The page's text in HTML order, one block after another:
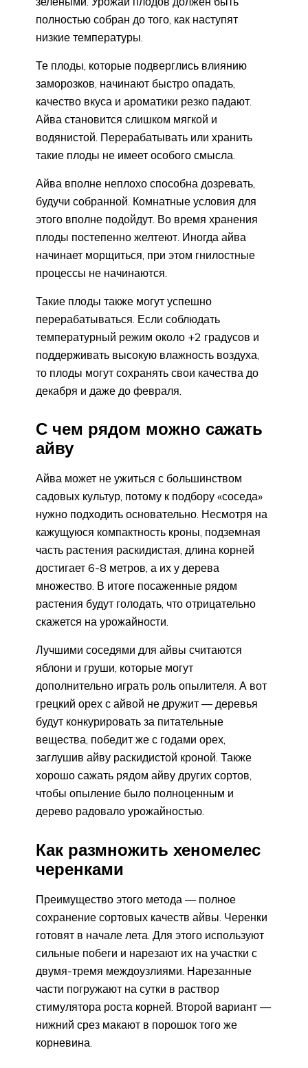
полностью собран до того, как наступят
низкие температуры.
Те плоды, которые подверглись влиянию
заморозков, начинают быстро опадать,
качество вкуса и ароматики резко падают.
Айва становится слишком мягкой и
водянистой. Перерабатывать или хранить
такие плоды не имеет особого смысла.
Айва вполне неплохо способна дозревать,
будучи собранной. Комнатные условия для
этого вполне подойдут. Во время хранения
плоды постепенно желтеют. Иногда айва
начинает морщиться, при этом гнилостные
процессы не начинаются.
Такие плоды также могут успешно
перерабатываться. Если соблюдать
температурный режим около +2 градусов и
поддерживать высокую влажность воздуха,
то плоды могут сохранять свои качества до
декабря и даже до февраля.
С чем рядом можно сажать
айву
Айва может не ужиться с большинством
садовых культур, потому к подбору «соседа»
нужно подходить основательно. Несмотря на
кажущуюся компактность кроны, подземная
часть растения раскидистая, длина корней
достигает 6-8 метров, а их у дерева
множество. В итоге посаженные рядом
растения будут голодать, что отрицательно
скажется на урожайности.
Лучшими соседями для айвы считаются
яблони и груши, которые могут
дополнительно играть роль опылителя. А вот
грецкий орех с айвой не дружит — деревья
будут конкурировать за питательные
вещества, победит же с годами орех,
заглушив айву раскидистой кроной. Также
хорошо сажать рядом айву других сортов,
чтобы опыление было полноценным и
дерево радовало урожайностью.
Как размножить хеномелес
черенками
Преимущество этого метода — полное
сохранение сортовых качеств айвы. Черенки
готовят в начале лета. Для этого используют
сильные побеги и нарезают их на участки с
двумя-тремя междоузлиями. Нарезанные
части погружают на сутки в раствор
стимулятора роста корней. Второй вариант —
нижний срез макают в порошок того же
корневина.